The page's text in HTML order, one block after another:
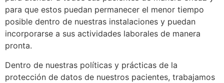
para que estos puedan permanecer el menor tiempo
posible dentro de nuestras instalaciones y puedan
incorporarse a sus actividades laborales de manera
pronta.
Dentro de nuestras políticas y prácticas de la
protección de datos de nuestros pacientes, trabajamos